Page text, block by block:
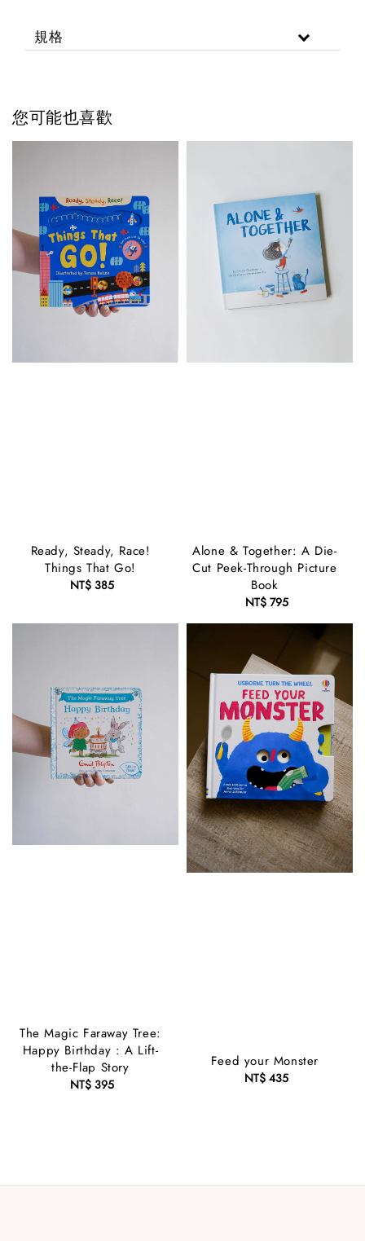
規格
您可能也喜歡
Ready, Steady, Race!
Things That Go!
Regular
NT$ 385
Alone & Together: A Die-
Cut Peek-Through Picture
Book
Regular
NT$ 795
The Magic Faraway Tree:
Happy Birthday : A Lift-
the-Flap Story
Regular
NT$ 395
Feed your Monster
Regular
NT$ 435